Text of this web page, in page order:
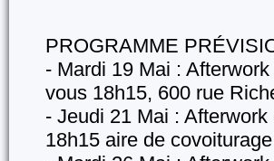
PROGRAMME
- Mardi 19 Mai :
vous 18h15, 600 rue
- Jeudi 21 Mai :
18h15 aire de